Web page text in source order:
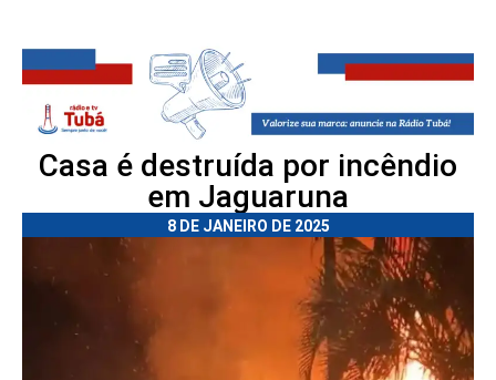
Casa é destruída por incêndio
em Jaguaruna
8 DE JANEIRO DE 2025